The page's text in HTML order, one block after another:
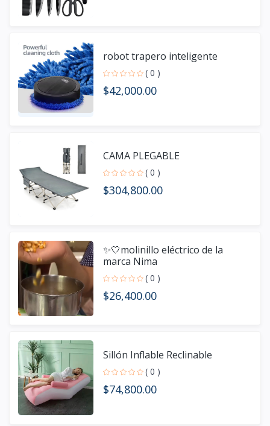
robot trapero inteligente
( 0 )
$42,000.00
CAMA PLEGABLE
( 0 )
$304,800.00
✨🤍molinillo eléctrico de la
marca Nima
( 0 )
$26,400.00
Sillón Inflable Reclinable
( 0 )
$74,800.00